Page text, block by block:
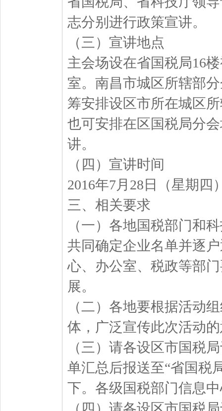
志分别进行政策宣讲。
（三）宣讲地点
主会场设在省国税局16
室。南昌市城区所辖部
筹安排设区市所在城区
也可安排在区国税局分
讲。
（四）宣讲时间
2016年7月28日（星期四
三、相关要求
（一）各地国税部门和
共同确定企业名单并逐
心、办公室、税政等部
展。
（二）各地要根据活动
体，广泛宣传此次活动
（三）请各设区市国税
单汇总后报送至“省国税
下。各级国税部门信息